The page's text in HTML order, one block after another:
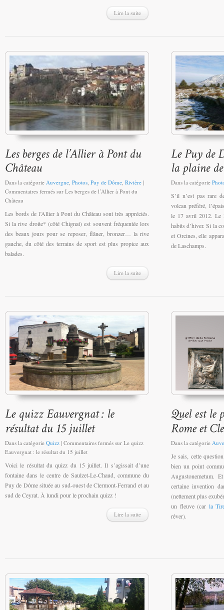
Lire la suite
Dans la catégorie Auvergne, Photos, Puy de Dôme, Rivière |
Commentaires fermés sur Les berges de l’Allier à Pont du
Château
Les bords de l’Allier à Pont du Château sont très appréciés.
Si la rive droite* (côté Chignat) est souvent fréquentée lors
des beaux jours pour se reposer, flâner, bronzer… la rive
gauche, du côté des terrains de sport est plus propice aux
balades.
Lire la suite
Dans la catégorie
S’il n’est pas rare
volcan préféré,
le 17 avril 2012. Le
habits d’hiver. Si la
et Orcines, elle
de Laschamps.
Dans la catégorie Quizz | Commentaires fermés sur Le quizz
Eauvergnat : le résultat du 15 juillet
Voici le résultat du quizz du 15 juillet. Il s’agissait d’une
fontaine dans le centre de Saulzet-Le-Chaud, commune du
Puy de Dôme située au sud-ouest de Clermont-Ferrand et au
sud de Ceyrat. À lundi pour le prochain quizz !
Lire la suite
Dans la catégorie
Je sais, cette
bien un point
Augustonemetum.
certaine invention
(nettement plus
un fleuve (car la
rêver).